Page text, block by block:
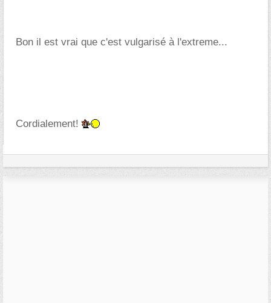
Bon il est vrai que c'est vulgarisé à l'extreme...
Cordialement!